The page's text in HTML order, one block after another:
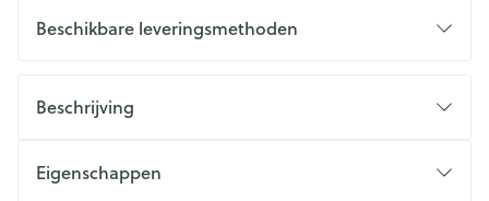
Beschikbare leveringsmethoden
Beschrijving
Eigenschappen